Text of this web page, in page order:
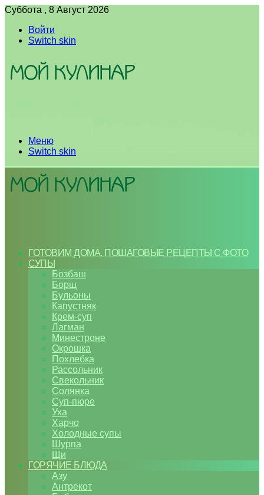
Суббота , 8 Август 2026
Войти
Switch skin
Меню
Switch skin
ГОТОВИМ ДОМА. ПОШАГОВЫЕ РЕЦЕПТЫ С ФОТО
СУПЫ
Бозбаш
Борщ
Бульоны
Капустняк
Крем-суп
Лагман
Минестроне
Окрошка
Похлебка
Рассольник
Свекольник
Солянка
Суп-пюре
Уха
Харчо
Холодные супы
Шурпа
Щи
ГОРЯЧИЕ БЛЮДА
Азу
Антрекот